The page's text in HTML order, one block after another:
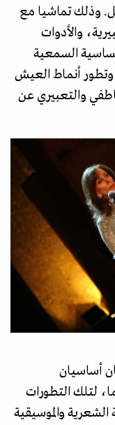
وذلك تماشيا مع
والأدوات
السمعية
أنماط العيش
والتعبيري عن
أساسيان
لتلك التطورات
والموسيقية